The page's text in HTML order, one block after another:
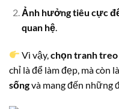
Ảnh hưởng tiêu cực
quan hệ.
Vì vậy,chọn tranh
chỉ là để làm đẹp, mà còn
sốngvà mang đến những